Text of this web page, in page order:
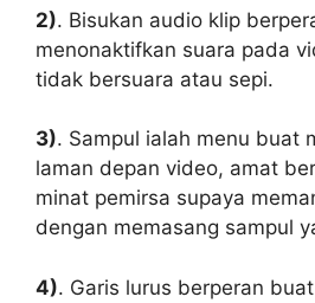
2). Bisukan audio klip
menonaktifkan suara pada
tidak bersuara atau sepi.
3). Sampul ialah menu buat
laman depan video, amat
minat pemirsa supaya
dengan memasang sampul
4). Garis lurus berperan